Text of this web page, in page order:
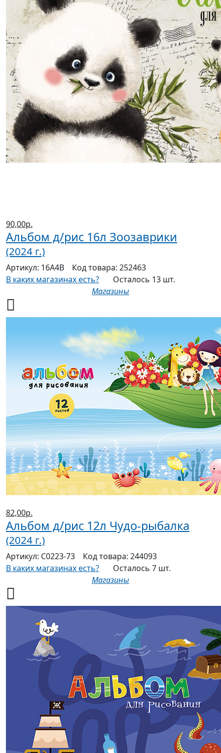
90,00р.
Альбом д/рис 16л Зоозаврики
(2024 г.)
Артикул: 16А4В Код товара: 252463
В каких магазинах есть?
Осталось 13 шт.
Магазины
82,00р.
Альбом д/рис 12л Чудо-рыбалка
(2024 г.)
Артикул: С0223-73 Код товара: 244093
В каких магазинах есть?
Осталось 7 шт.
Магазины